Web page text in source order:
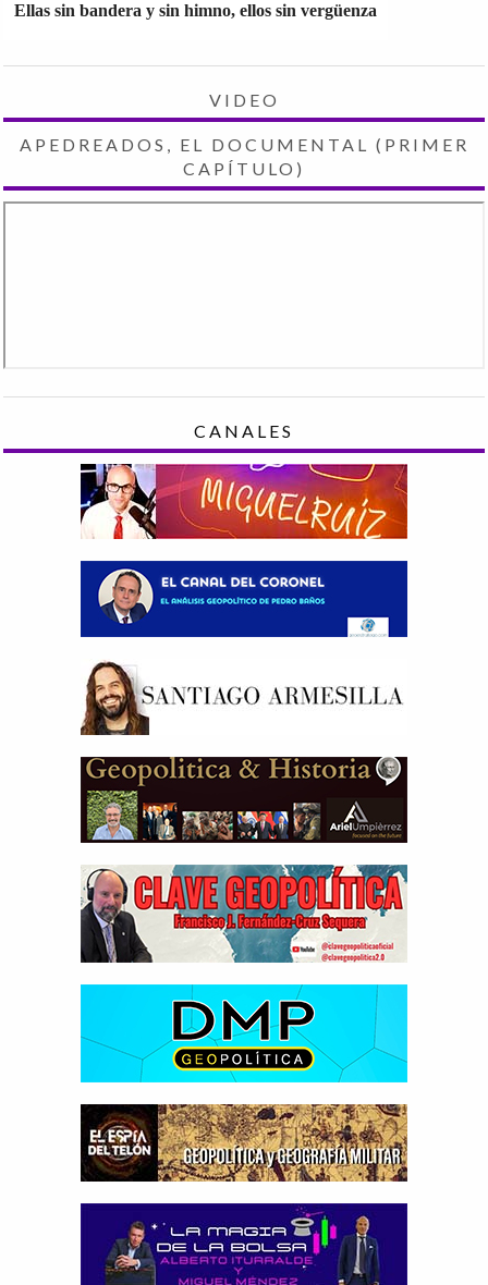
Ellas sin bandera y sin himno, ellos sin vergüenza
VIDEO
APEDREADOS, EL DOCUMENTAL (PRIMER
CAPÍTULO)
CANALES